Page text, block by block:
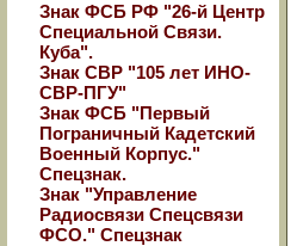
Знак ФСБ РФ "26-й Центр
Специальной Связи.
Куба".
Знак СВР "105 лет ИНО-
СВР-ПГУ"
Знак ФСБ "Первый
Пограничный Кадетский
Военный Корпус."
Спецзнак.
Знак "Управление
Радиосвязи Спецсвязи
ФСО." Спецзнак